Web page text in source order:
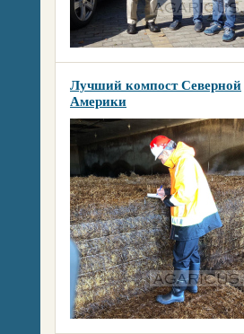
Лучший компост Северной
Америки